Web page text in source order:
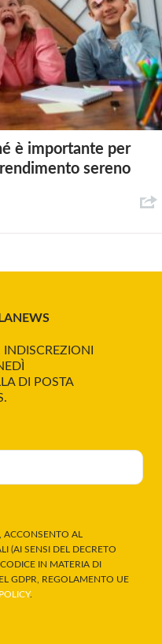
è importante per
sereno
DI POSTA
ACCONSENTO AL
(AI SENSI DEL DECRETO
IN MATERIA DI
GDPR, REGOLAMENTO UE
.